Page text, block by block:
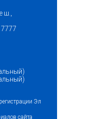
email)
Эл
сайта